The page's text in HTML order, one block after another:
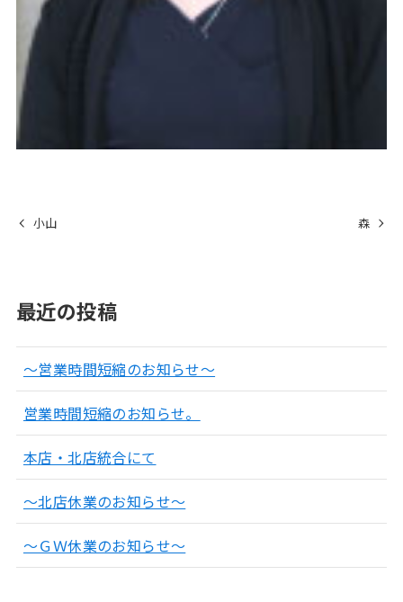
小山 森
最近の投稿
～営業時間短縮のお知らせ～
営業時間短縮のお知らせ。
本店・北店統合にて
～北店休業のお知らせ～
～ＧＷ休業のお知らせ～